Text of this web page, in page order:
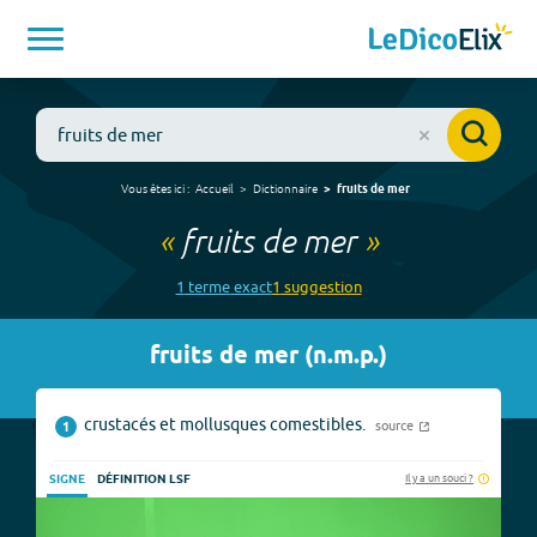
Vous êtes ici : Accueil Dictionnaire fruits de mer
« fruits de mer»
1 termeexact1 suggestion
fruits de mer(n.m.p.)
1 crustacés et mollusques comestibles. source
SIGNE DÉFINITION LSF Il y a un souci ?